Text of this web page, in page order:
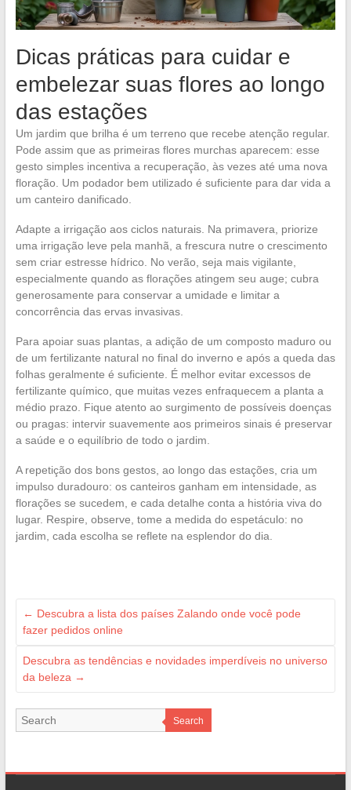
Dicas práticas para cuidar e
embelezar suas flores ao longo
das estações
Um jardim que brilha é um terreno que recebe atenção regular.
Pode assim que as primeiras flores murchas aparecem: esse
gesto simples incentiva a recuperação, às vezes até uma nova
floração. Um podador bem utilizado é suficiente para dar vida a
um canteiro danificado.
Adapte a irrigação aos ciclos naturais. Na primavera, priorize
uma irrigação leve pela manhã, a frescura nutre o crescimento
sem criar estresse hídrico. No verão, seja mais vigilante,
especialmente quando as florações atingem seu auge; cubra
generosamente para conservar a umidade e limitar a
concorrência das ervas invasivas.
Para apoiar suas plantas, a adição de um composto maduro ou
de um fertilizante natural no final do inverno e após a queda das
folhas geralmente é suficiente. É melhor evitar excessos de
fertilizante químico, que muitas vezes enfraquecem a planta a
médio prazo. Fique atento ao surgimento de possíveis doenças
ou pragas: intervir suavemente aos primeiros sinais é preservar
a saúde e o equilíbrio de todo o jardim.
A repetição dos bons gestos, ao longo das estações, cria um
impulso duradouro: os canteiros ganham em intensidade, as
florações se sucedem, e cada detalhe conta a história viva do
lugar. Respire, observe, tome a medida do espetáculo: no
jardim, cada escolha se reflete na esplendor do dia.
← Descubra a lista dos países Zalando onde você pode
fazer pedidos online
Descubra as tendências e novidades imperdíveis no universo
da beleza →
Search